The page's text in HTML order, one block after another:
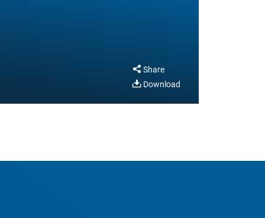
Share
Download